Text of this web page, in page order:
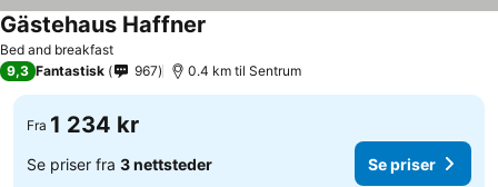
Bed and breakfast
Gästehaus Haffner
9,3 Fantastisk 967 0.4 km til Sentrum
Fra 1 234 kr
Se priser fra 3 nettsteder Se priser